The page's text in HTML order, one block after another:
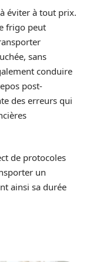
éviter à tout prix.
frigo peut
sans
conduire
post-
des erreurs qui
de protocoles
un
ainsi sa durée